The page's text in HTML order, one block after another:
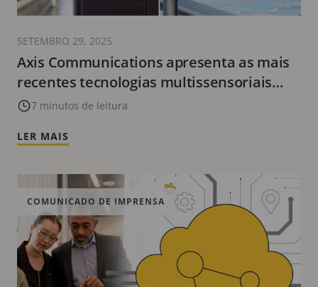
Axis Communications apresenta as mais
recentes tecnologias multissensoriais
para segurança mais inteligente no
7 minutos de leitura
SETEMBRO 29, 2025
LER MAIS
COMUNICADO DE IMPRENSA